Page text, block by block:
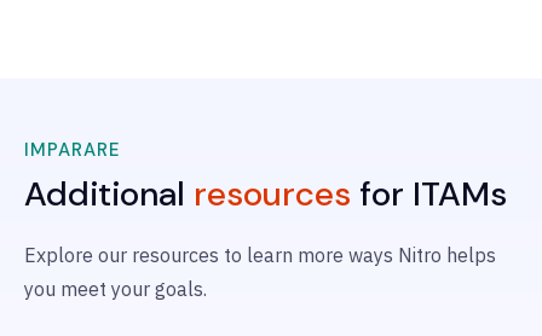
IMPARARE
Additional resources for ITAMs
Explore our resources to learn more ways Nitro helps
you meet your goals.